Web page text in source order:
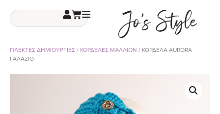
ΠΛΕΚΤΕΣ ΔΗΜΙΟΥΡΓΙΕΣ / ΚΟΡΔΕΛΕΣ ΜΑΛΛΙΩΝ / ΚΟΡΔΕΛΑ AURORA
ΓΑΛΑΖΙΟ